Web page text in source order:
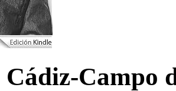
Campo